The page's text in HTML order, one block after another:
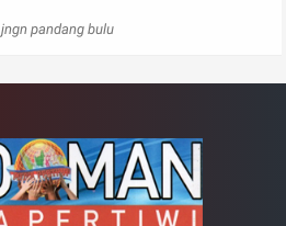
pandang bulu